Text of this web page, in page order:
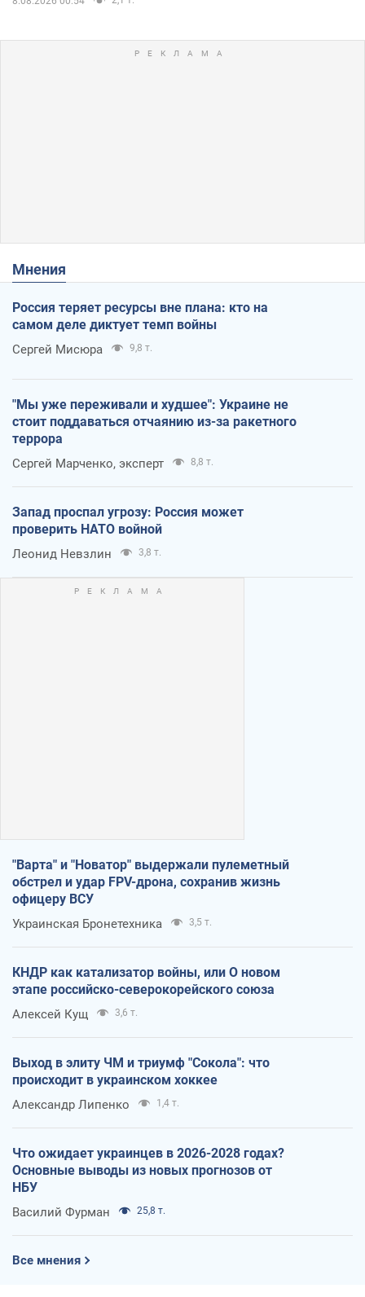
Мнения
Россия теряет ресурсы вне плана: кто на
самом деле диктует темп войны
Сергей Мисюра 9,8 т.
"Мы уже переживали и худшее": Украине не
стоит поддаваться отчаянию из-за ракетного
террора
Сергей Марченко, эксперт 8,8 т.
Запад проспал угрозу: Россия может
проверить НАТО войной
Леонид Невзлин 3,8 т.
"Варта" и "Новатор" выдержали пулеметный
обстрел и удар FPV-дрона, сохранив жизнь
офицеру ВСУ
Украинская Бронетехника 3,5 т.
КНДР как катализатор войны, или О новом
этапе российско-северокорейского союза
Алексей Кущ 3,6 т.
Выход в элиту ЧМ и триумф "Сокола": что
происходит в украинском хоккее
Александр Липенко 1,4 т.
Что ожидает украинцев в 2026-2028 годах?
Основные выводы из новых прогнозов от
НБУ
Василий Фурман 25,8 т.
Все мнения